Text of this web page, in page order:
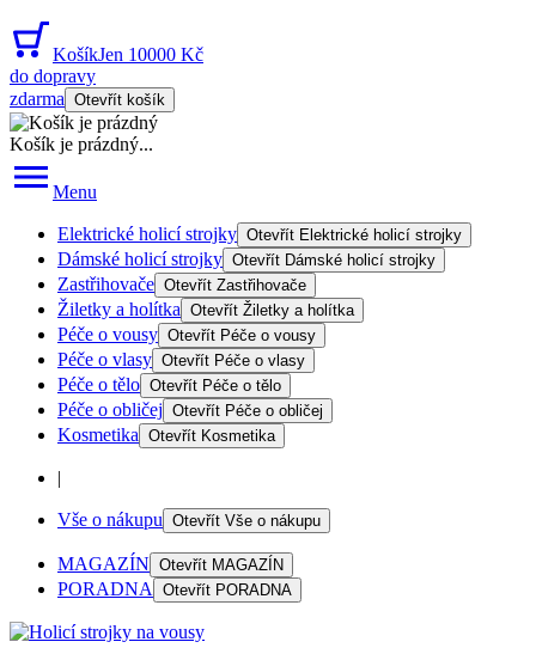
KošíkJen 10000 Kč
do dopravy
zdarma Otevřít košík
Košík je prázdný...
Menu
Elektrické holicí strojky Otevřít Elektrické holicí strojky
Dámské holicí strojky Otevřít Dámské holicí strojky
Zastřihovače Otevřít Zastřihovače
Žiletky a holítka Otevřít Žiletky a holítka
Péče o vousy Otevřít Péče o vousy
Péče o vlasy Otevřít Péče o vlasy
Péče o tělo Otevřít Péče o tělo
Péče o obličej Otevřít Péče o obličej
Kosmetika Otevřít Kosmetika
|
Vše o nákupu Otevřít Vše o nákupu
MAGAZÍN Otevřít MAGAZÍN
PORADNA Otevřít PORADNA